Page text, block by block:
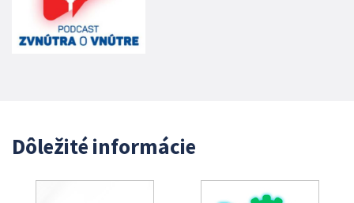
Dôležité informácie